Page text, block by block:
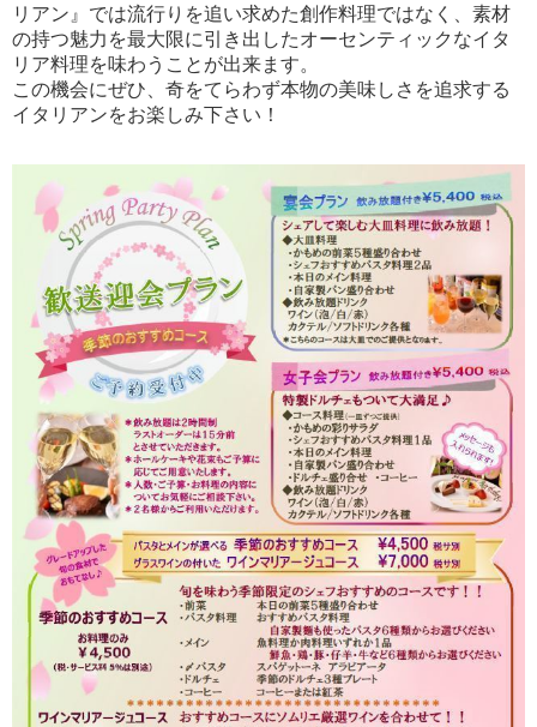
リアン』では流行りを追い求めた創作料理ではなく、素材
の持つ魅力を最大限に引き出したオーセンティックなイタ
リア料理を味わうことが出来ます。
この機会にぜひ、奇をてらわず本物の美味しさを追求する
イタリアンをお楽しみ下さい！